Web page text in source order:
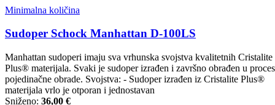
Minimalna količina
Sudoper Schock Manhattan D-100LS
Manhattan sudoperi imaju sva vrhunska svojstva kvalitetnih Cristalite
Plus® materijala. Svaki je sudoper izrađen i završno obrađen u
pojedinačne obrade. Svojstva: - Sudoper izrađen iz Cristalite Plus®
materijala vrlo je otporan i jednostavan
Sniženo: 36,00 €